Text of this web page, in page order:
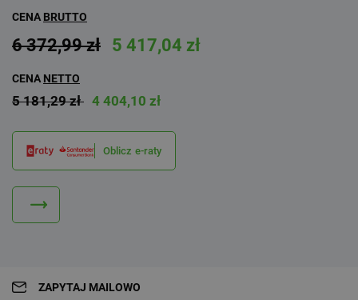
CENA BRUTTO
6 372,99 zł 5 417,04 zł
CENA NETTO
5 181,29 zł 4 404,10 zł
Oblicz e-raty
ZAPYTAJ MAILOWO